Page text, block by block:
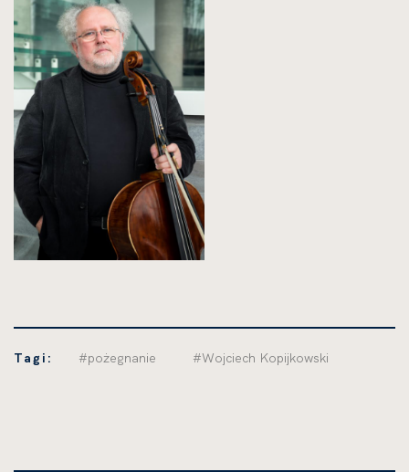
Tagi: #pożegnanie #Wojciech Kopijkowski